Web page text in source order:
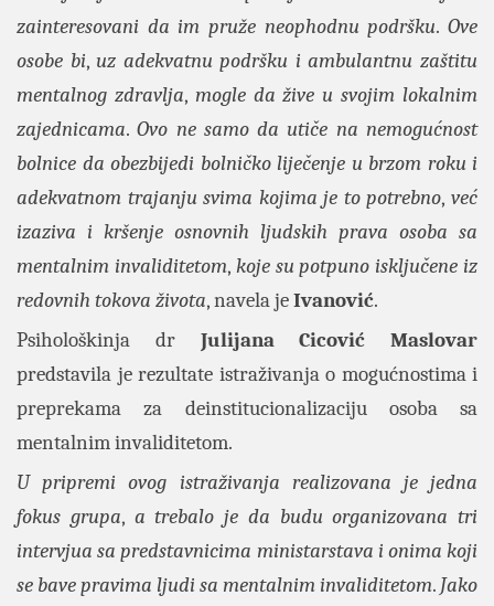
zainteresovani da im pruže neophodnu podršku.Ove
osobe bi,uz adekvatnu podršku i ambulantnu zaštitu
mentalnog zdravlja, mogle da žive u svojim lokalnim
zajednicama.Ovo ne samo da utiče na nemogućnost
bolnice da obezbijedi bolničko liječenje u brzom roku i
adekvatnom trajanju svima kojima je to potrebno,već
izaziva i kršenje osnovnih ljudskih prava osoba sa
mentalnim invaliditetom, koje su potpuno isključene iz
redovnih tokova života, navela jeIvanović.
Psihološkinja dr Julijana Cicović Maslovar
predstavila je rezultate istraživanja o mogućnostima i
preprekama za deinstitucionalizaciju osoba sa
mentalnim invaliditetom.
U pripremi ovog istraživanja realizovana je jedna
fokus grupa, a trebalo je da budu organizovana tri
intervjua sa predstavnicima ministarstava i onima koji
se bave pravima ljudi sa mentalnim invaliditetom. Jako